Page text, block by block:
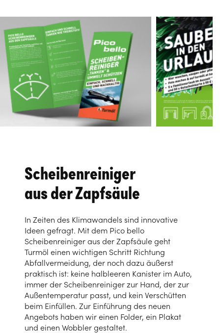
Scheibenreiniger
aus der Zapfsäule
In Zeiten des Klimawandels sind innovative
Ideen gefragt. Mit dem Pico bello
Scheibenreiniger aus der Zapfsäule geht
Turmöl einen wichtigen Schritt Richtung
Abfallvermeidung, der noch dazu äußerst
praktisch ist: keine halbleeren Kanister im Auto,
immer der Scheibenreiniger zur Hand, der zur
Außentemperatur passt, und kein Verschütten
beim Einfüllen. Zur Einführung des neuen
Angebots haben wir einen Folder, ein Plakat
und einen Wobbler gestaltet.